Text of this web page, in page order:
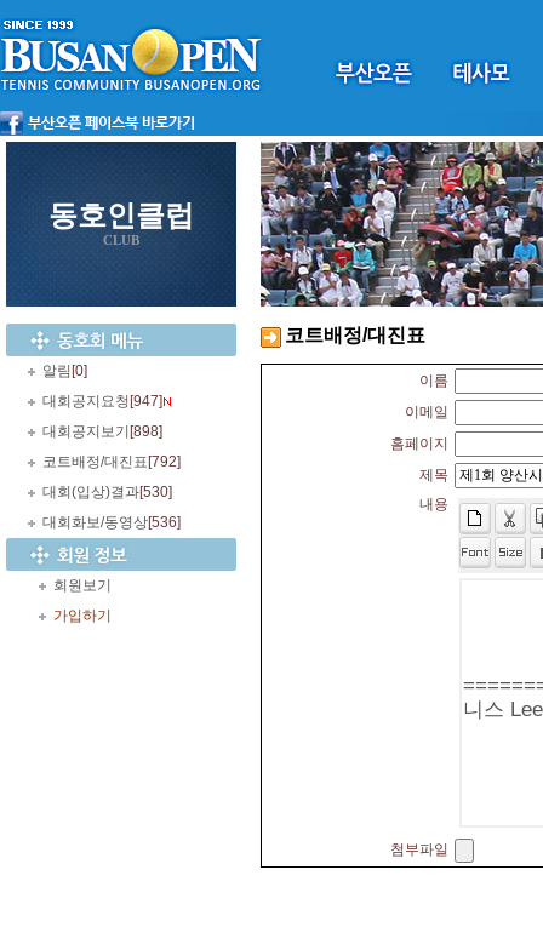
동호인클럽
CLUB
알림 [0]
대회공지요청 [947]
대회공지보기 [898]
코트배정/대진표 [792]
대회(입상)결과[530]
대회화보/동영상[536]
회원보기
가입하기
코트배정/대진표
이름
이메일
홈페이지
제목
내용
첨부파일